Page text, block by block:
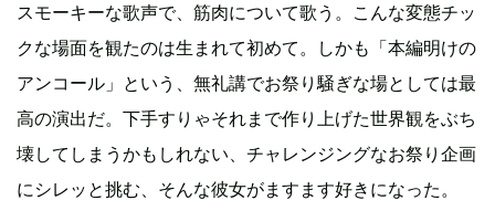
スモーキーな歌声で、筋肉について歌う。こんな変態チッ
クな場面を観たのは生まれて初めて。しかも「本編明けの
アンコール」という、無礼講でお祭り騒ぎな場としては最
高の演出だ。下手すりゃそれまで作り上げた世界観をぶち
壊してしまうかもしれない、チャレンジングなお祭り企画
にシレッと挑む、そんな彼女がますます好きになった。